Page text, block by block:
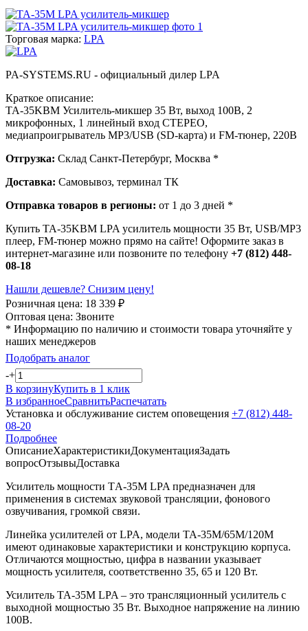
Торговая марка: LPA
PA-SYSTEMS.RU - официальный дилер LPA
Краткое описание:
TA-35KBM Усилитель-микшер 35 Вт, выход 100В, 2
микрофонных, 1 линейный вход СТЕРЕО,
медиапроигрыватель MP3/USB (SD-карта) и FM-тюнер, 220В
Отгрузка: Склад Санкт-Петербург, Москва *
Доставка: Самовывоз, терминал ТК
Отправка товаров в регионы: от 1 до 3 дней *
Купить TA-35KBM LPA усилитель мощности 35 Вт, USB/MP3
плеер, FM-тюнер можно прямо на сайте! Оформите заказ в
интернет-магазине или позвоните по телефону +7 (812) 448-
08-18
Нашли дешевле? Снизим цену!
Розничная цена: 18 339 ₽
Оптовая цена: Звоните
* Информацию по наличию и стоимости товара уточняйте у
наших менеджеров
Подобрать аналог
-+
В корзинуКупить в 1 клик
В избранноеСравнитьРаспечатать
Установка и обслуживание систем оповещения +7 (812) 448-
08-20
Подробнее
ОписаниеХарактеристикиДокументацияЗадать
вопросОтзывыДоставка
Усилитель мощности TА-35M LPA предназначен для
применения в системах звуковой трансляции, фонового
озвучивания, громкой связи.
Линейка усилителей от LPA, модели TA-35M/65M/120M
имеют одинаковые характеристики и конструкцию корпуса.
Отличаются мощностью, цифра в названии указывает
мощность усилителя, соответственно 35, 65 и 120 Вт.
Усилитель TA-35M LPA – это трансляционный усилитель с
выходной мощностью 35 Вт. Выходное напряжение на линию
100В.